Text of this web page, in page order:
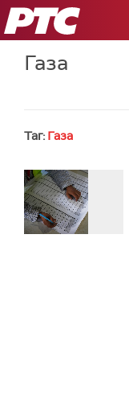
РТС
Газа
Таг: Газа